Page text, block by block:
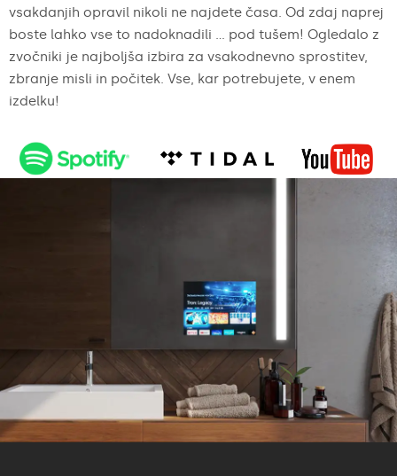
vsakdanjih opravil nikoli ne najdete časa. Od zdaj naprej
boste lahko vse to nadoknadili ... pod tušem! Ogledalo z
zvočniki je najboljša izbira za vsakodnevno sprostitev,
zbranje misli in počitek. Vse, kar potrebujete, v enem
izdelku!